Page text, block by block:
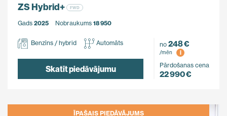
ZS Hybrid+
FWD
Gads 2025 Nobraukums 18 950
Benzīns / hybrid Automāts
Skatīt piedāvājumu
no 248 €
/mēn
i
Pārdošanas cena
22 990 €
ĪPAŠAIS PIEDĀVĀJUMS